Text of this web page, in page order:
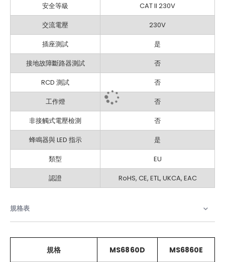
安全等級
CAT II 230V
交流電壓
230V
插座測試
是
接地故障斷路器測試
否
RCD 測試
否
工作燈
否
非接觸式電壓檢測
否
蜂鳴器與 LED 指示
是
類型
EU
認證
RoHS, CE, ETL, UKCA, EAC
規格表
規格 MS6860D MS6860E